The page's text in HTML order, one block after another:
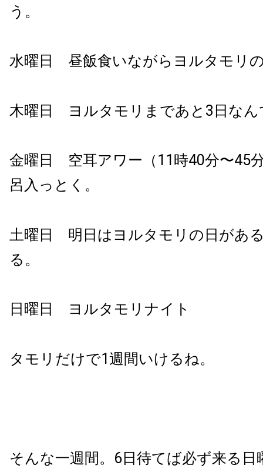
う。
水曜日 昼飯食いながらヨルタモリ
木曜日 ヨルタモリまであと3日なん
金曜日 空耳アワー（11時40分〜45
呂入っとく。
土曜日 明日はヨルタモリの日があ
る。
日曜日 ヨルタモリナイト
タモリだけで1週間いけるね。
そんな一週間。6日待てば必ず来る日